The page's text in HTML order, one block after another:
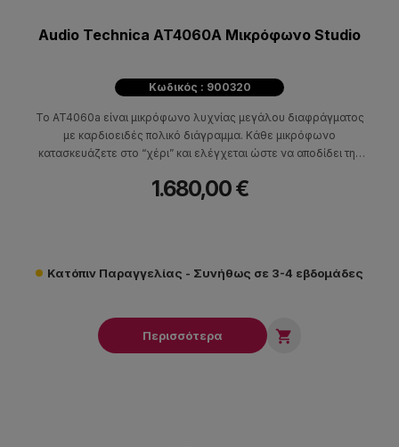
Audio Technica AT4060A Μικρόφωνο Studio
Κωδικός : 900320
Το AT4060a είναι μικρόφωνο λυχνίας μεγάλου διαφράγματος
με καρδιοειδές πολικό διάγραμμα. Κάθε μικρόφωνο
κατασκευάζετε στο “χέρι” και ελέγχεται ώστε να αποδίδει την
1.680,00 €
Κατόπιν Παραγγελίας - Συνήθως σε 3-4 εβδομάδες
Περισσότερα 